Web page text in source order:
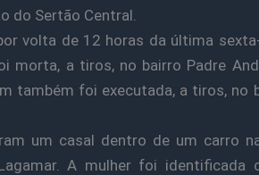
do Sertão Central.
volta de 12 horas da última
morta, a tiros, no bairro Padre
também foi executada, a tiros, no
um casal dentro de um carro
A mulher foi identificada